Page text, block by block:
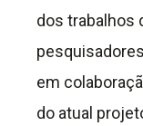
dos trabalhos
em
do atual